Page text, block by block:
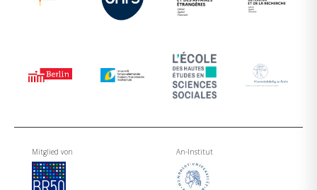
Mitglied von An-Institut